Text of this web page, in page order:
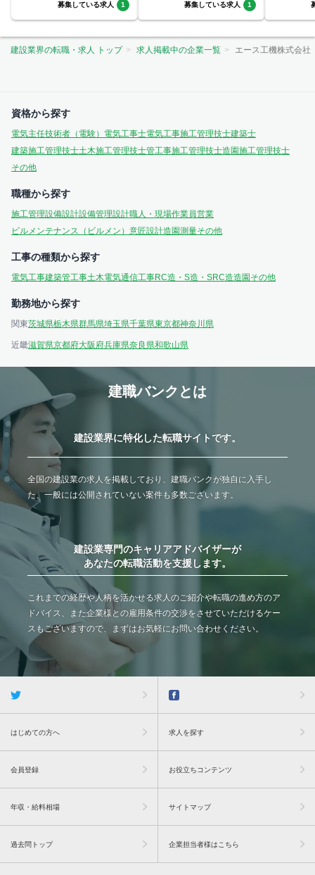
募集している求人 1 募集している求人 1
建設業界の転職・求人 トップ 求人掲載中の企業一覧 エース工機株式会社
資格から探す
電気主任技術者（電験） 電気工事士電気工事施工管理技士建築士
建築施工管理技士土木施工管理技士管工事施工管理技士造園施工管理技士
その他
職種から探す
施工管理設備設計設備管理設計職人・現場作業員営業
ビルメンテナンス（ビルメン） 意匠設計造園測量その他
工事の種類から探す
電気工事建築管工事土木電気通信工事RC造・S造・SRC造造園 その他
勤務地から探す
関東茨城県栃木県群馬県埼玉県千葉県東京都神奈川県
近畿滋賀県京都府大阪府兵庫県奈良県和歌山県
建職バンクとは
建設業界に特化した転職サイトです。
全国の建設業の求人を掲載しており、建職バンクが独自に入手し
た、一般には公開されていない案件も多数ございます。
建設業専門のキャリアアドバイザーが
あなたの転職活動を支援します。
これまでの経歴や人柄を活かせる求人のご紹介や転職の進め方のア
ドバイス、また企業様との雇用条件の交渉をさせていただけるケー
スもございますので、まずはお気軽にお問い合わせください。
はじめての方へ 求人を探す
会員登録 お役立ちコンテンツ
年収・給料相場 サイトマップ
過去問トップ 企業担当者様はこちら